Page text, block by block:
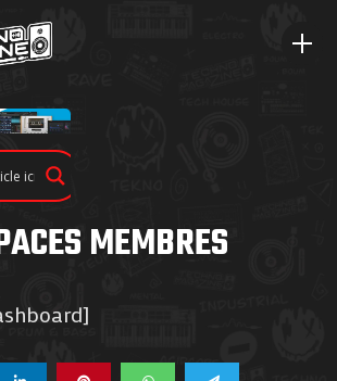
MEMBRES